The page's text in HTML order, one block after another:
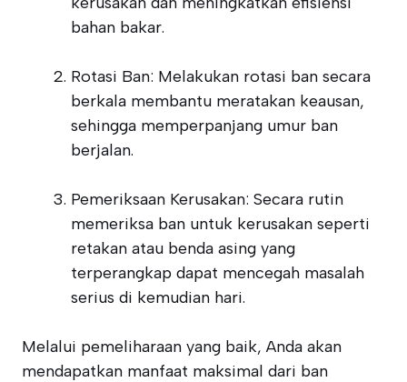
bahan bakar.
Rotasi Ban: Melakukan rotasi ban secara
berkala membantu meratakan keausan,
sehingga memperpanjang umur ban
berjalan.
Pemeriksaan Kerusakan: Secara rutin
memeriksa ban untuk kerusakan seperti
retakan atau benda asing yang
terperangkap dapat mencegah masalah
serius di kemudian hari.
Melalui pemeliharaan yang baik, Anda akan
mendapatkan manfaat maksimal dari ban